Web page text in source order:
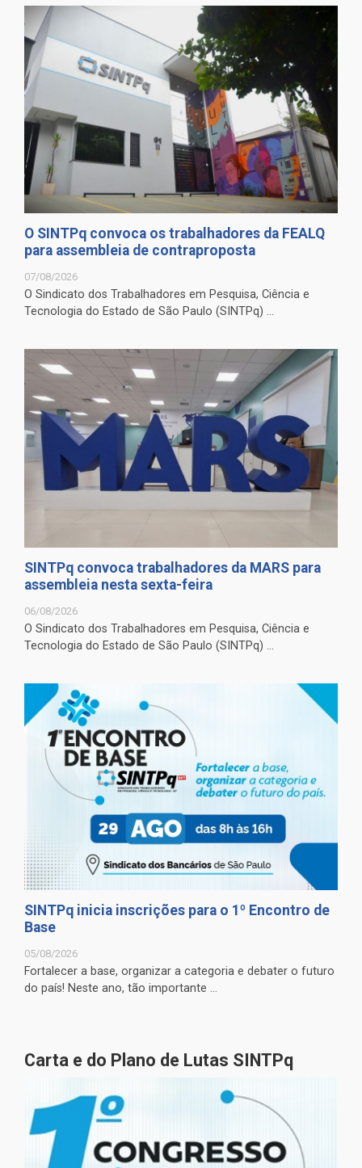
O SINTPq convoca os trabalhadores da FEALQ
para assembleia de contraproposta
07/08/2026
O Sindicato dos Trabalhadores em Pesquisa, Ciência e
Tecnologia do Estado de São Paulo (SINTPq) ...
SINTPq convoca trabalhadores da MARS para
assembleia nesta sexta-feira
06/08/2026
O Sindicato dos Trabalhadores em Pesquisa, Ciência e
Tecnologia do Estado de São Paulo (SINTPq) ...
SINTPq inicia inscrições para o 1º Encontro de
Base
05/08/2026
Fortalecer a base, organizar a categoria e debater o futuro
do país! Neste ano, tão importante ...
Carta e do Plano de Lutas SINTPq